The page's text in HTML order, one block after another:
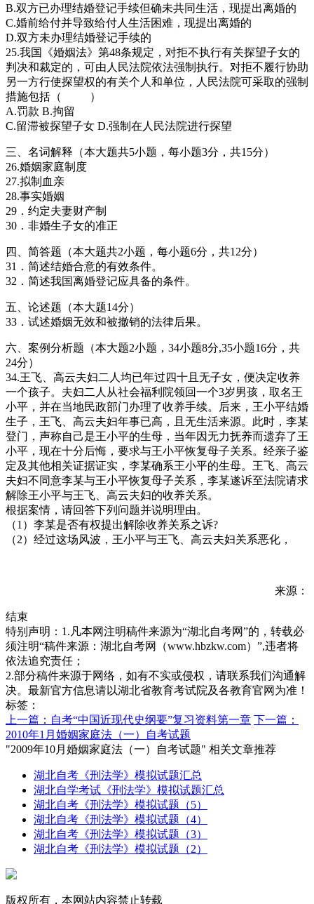
B.双方已办理结婚登记手续但确未共同生活，现提出离婚的
C.婚前给付并导致给付人生活困难，现提出离婚的
D.双方未办理结婚登记手续的
25.我国《婚姻法》第48条规定，对拒不执行有关探望子女的
判决和裁定的，可由人民法院依法强制执行。对拒不履行协助
另一方行使探望权的有关个人和单位，人民法院可采取的强制
措施包括（ ）
A.罚款 B.拘留
C.留滞被探望子女 D.强制在人民法院进行探望
三、名词解释（本大题共5小题，每小题3分，共15分）
26.婚姻家庭制度
27.拟制血亲
28.事实婚姻
29．约定夫妻财产制
30．非婚生子女的准正
四、简答题（本大题共2小题，每小题6分，共12分）
31．简述结婚合意的有效条件。
32．简述我国离婚登记应具备的条件。
五、论述题（本大题14分）
33．试述婚姻无效和被撤销的法律后果。
六、案例分析题（本大题2小题，34小题8分,35小题16分，共
24分）
34.王飞、高云夫妇二人均已年过四十且无子女，便决定收养
一个孩子。夫妇二人从社会福利院领回一个3岁男孩，取名王
小平，并在当地民政部门办理了收养手续。后来，王小平结婚
生子，王飞、高云夫妇年事已高，且无生活来源。此时，李某
登门，声称自己是王小平的生母，当年因无力抚养而遗弃了王
小平，现在十分后悔，要求与王小平恢复母子关系。经亲子鉴
定及其他相关证据证实，李某确系王小平的生母。王飞、高云
夫妇不同意李某与王小平恢复母子关系，李某遂诉至法院请求
解除王小平与王飞、高云夫妇的收养关系。
根据案情，请回答下列问题并说明理由。
（1）李某是否有权提出解除收养关系之诉?
（2）经过这场风波，王小平与王飞、高云夫妇关系恶化，
来源：
结束
特别声明：1.凡本网注明稿件来源为“湖北自考网”的，转载必
须注明“稿件来源：湖北自考网（www.hbzkw.com）”,违者将
依法追究责任；
2.部分稿件来源于网络，如有不实或侵权，请联系我们沟通解
决。最新官方信息请以湖北省教育考试院及各教育官网为准！
标签：
上一篇：自考“中国近现代史纲要”复习资料第一章 下一篇：
2010年1月婚姻家庭法（一）自考试题
"2009年10月婚姻家庭法（一）自考试题" 相关文章推荐
湖北自考《刑法学》模拟试题汇总
湖北自学考试《刑法学》模拟试题汇总
湖北自考《刑法学》模拟试题（5）
湖北自考《刑法学》模拟试题（4）
湖北自考《刑法学》模拟试题（3）
湖北自考《刑法学》模拟试题（2）
版权所有，本网站内容禁止转载